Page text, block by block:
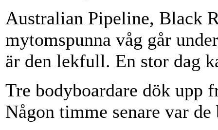
Australian Pipeline, Black
mytomspunna våg går
är den lekfull. En stor dag
Tre bodyboardare dök upp
Någon timme senare var